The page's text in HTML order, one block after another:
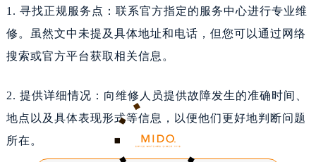
【美度保养】在使用美度产品时，如果遇到进水问题，可能会给用户带来不便甚至损失。
为帮助用户更好地应对这一问题，本文将详细介
1. 寻找正规服务点：联系官方指定的服务中心进行专业维
修。虽然文中未提及具体地址和电话，但您可以通过网络
搜索或官方平台获取相关信息。
2. 提供详细情况：向维修人员提供故障发生的准确时间、
地点以及具体表现形式等信息，以便他们更好地判断问题
所在。